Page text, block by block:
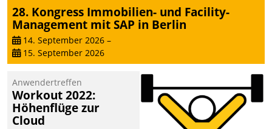
28. Kongress Immobilien- und Facility-
Management mit SAP in Berlin
14. September 2026 –
15. September 2026
Anwendertreffen
Workout 2022:
Höhenflüge zur
Cloud